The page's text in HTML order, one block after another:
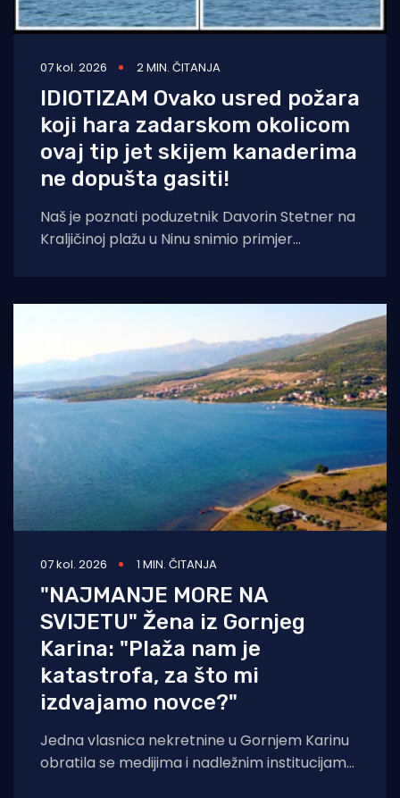
07 kol. 2026 2 MIN. ČITANJA
IDIOTIZAM Ovako usred požara
koji hara zadarskom okolicom
ovaj tip jet skijem kanaderima
ne dopušta gasiti!
Naš je poznati poduzetnik Davorin Stetner na
Kraljičinoj plažu u Ninu snimio primjer
07 kol. 2026 1 MIN. ČITANJA
"NAJMANJE MORE NA
SVIJETU" Žena iz Gornjeg
Karina: "Plaža nam je
katastrofa, za što mi
izdvajamo novce?"
Jedna vlasnica nekretnine u Gornjem Karinu
obratila se medijima i nadležnim institucijama